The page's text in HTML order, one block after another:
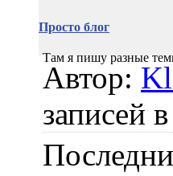
Просто блог
Там я пишу разные
Автор:
записей